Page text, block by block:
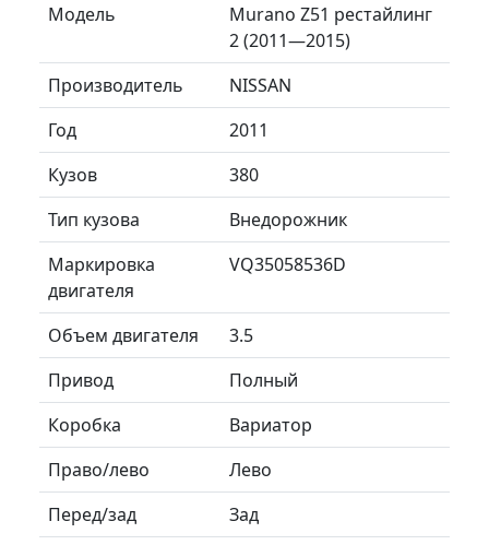
Модель
Murano Z51 рестайлинг
2 (2011—2015)
Производитель
NISSAN
Год
2011
Кузов
380
Тип кузова
Внедорожник
Маркировка
двигателя
VQ35058536D
Объем двигателя
3.5
Привод
Полный
Коробка
Вариатор
Право/лево
Лево
Перед/зад
Зад